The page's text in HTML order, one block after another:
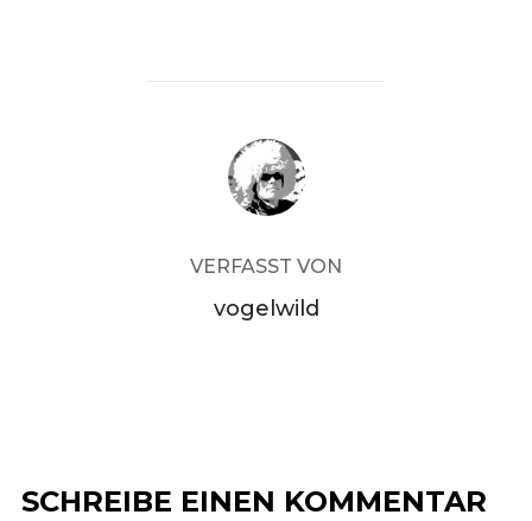
BEITRAGSAUTOR
VERFASST VON
vogelwild
SCHREIBE EINEN KOMMENTAR